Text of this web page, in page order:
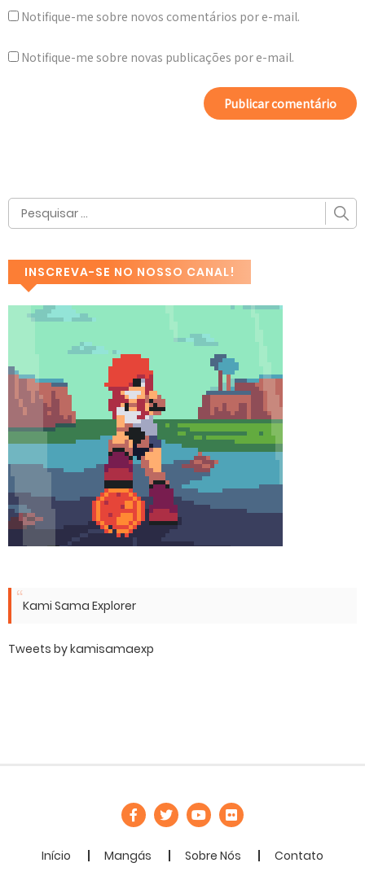
Notifique-me sobre novos comentários por e-mail.
Notifique-me sobre novas publicações por e-mail.
INSCREVA-SE NO NOSSO CANAL!
Kami Sama Explorer
Tweets by kamisamaexp
Início Mangás Sobre Nós Contato